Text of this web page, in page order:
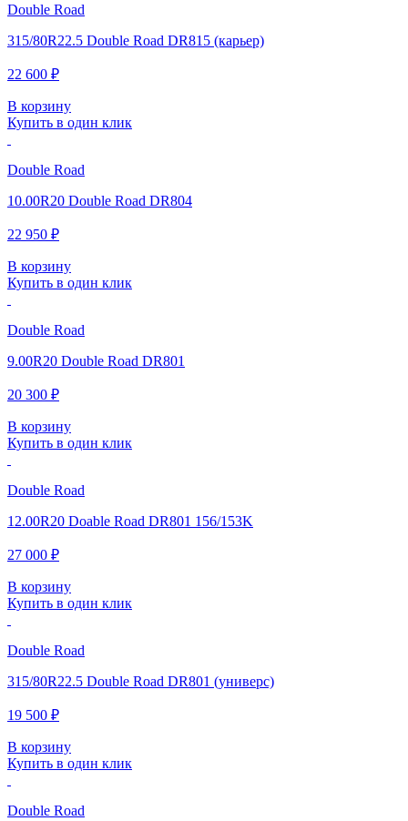
Double Road
315/80R22.5 Double Road DR815 (карьер)
22 600 ₽
В корзину
Купить в один клик
Double Road
10.00R20 Double Road DR804
22 950 ₽
В корзину
Купить в один клик
Double Road
9.00R20 Double Road DR801
20 300 ₽
В корзину
Купить в один клик
Double Road
12.00R20 Doable Road DR801 156/153K
27 000 ₽
В корзину
Купить в один клик
Double Road
315/80R22.5 Double Road DR801 (универс)
19 500 ₽
В корзину
Купить в один клик
Double Road